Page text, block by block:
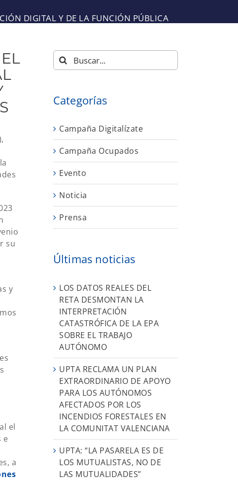
DIGITAL Y DE LA FUNCIÓN PÚBLICA
su
y
el
e
a
Buscar:
Categorías
Campaña Digitalízate
Campaña Ocupados
Evento
Noticia
Prensa
Últimas noticias
LOS DATOS REALES DEL
RETA DESMONTAN LA
INTERPRETACIÓN
CATASTRÓFICA DE LA EPA
SOBRE EL TRABAJO
AUTÓNOMO
UPTA RECLAMA UN PLAN
EXTRAORDINARIO DE APOYO
PARA LOS AUTÓNOMOS
AFECTADOS POR LOS
INCENDIOS FORESTALES EN
LA COMUNITAT VALENCIANA
UPTA: “LA PASARELA ES DE
LOS MUTUALISTAS, NO DE
LAS MUTUALIDADES”